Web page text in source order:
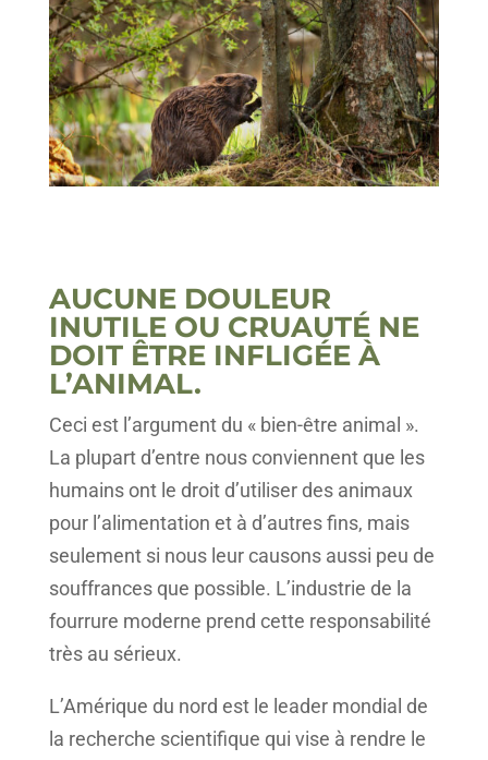
AUCUNE DOULEUR
INUTILE OU CRUAUTÉ NE
DOIT ÊTRE INFLIGÉE À
L’ANIMAL.
Ceci est l’argument du « bien-être animal ».
La plupart d’entre nous conviennent que les
humains ont le droit d’utiliser des animaux
pour l’alimentation et à d’autres fins, mais
seulement si nous leur causons aussi peu de
souffrances que possible. L’industrie de la
fourrure moderne prend cette responsabilité
très au sérieux.
L’Amérique du nord est le leader mondial de
la recherche scientifique qui vise à rendre le